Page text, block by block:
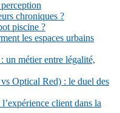
chroniques ?
piscine ?
les espaces urbains
un métier entre légalité,
Optical Red) : le duel des
client dans la